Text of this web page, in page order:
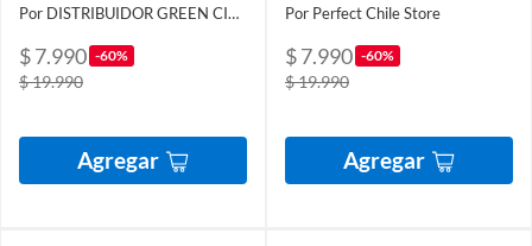
Por DISTRIBUIDOR GREEN CITY SpA
$ 7.990 -60%
$ 19.990
Agregar
Por Perfect Chile Store
$ 7.990 -60%
$ 19.990
Agregar